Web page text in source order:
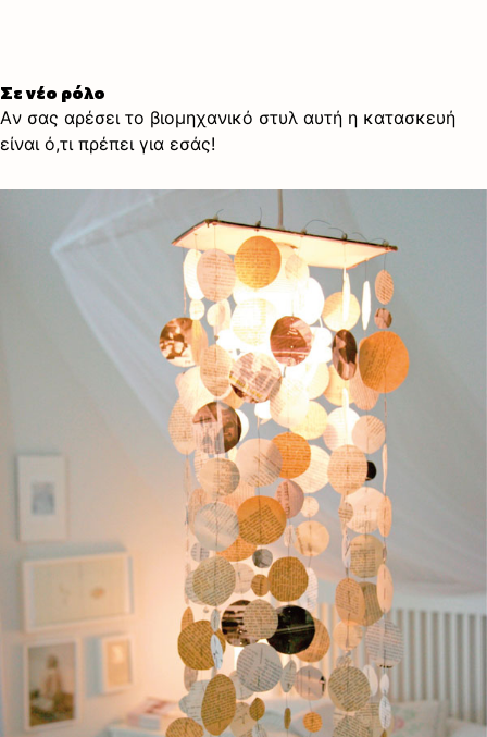
Σε νέο ρόλο
Aν σας αρέσει το βιομηχανικό στυλ αυτή η κατασκευή
είναι ό,τι πρέπει για εσάς!